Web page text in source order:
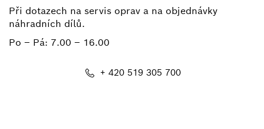
Při dotazech na servis oprav a na objednávky
náhradních dílů.
Po – Pá: 7.00 – 16.00
+ 420 519 305 700